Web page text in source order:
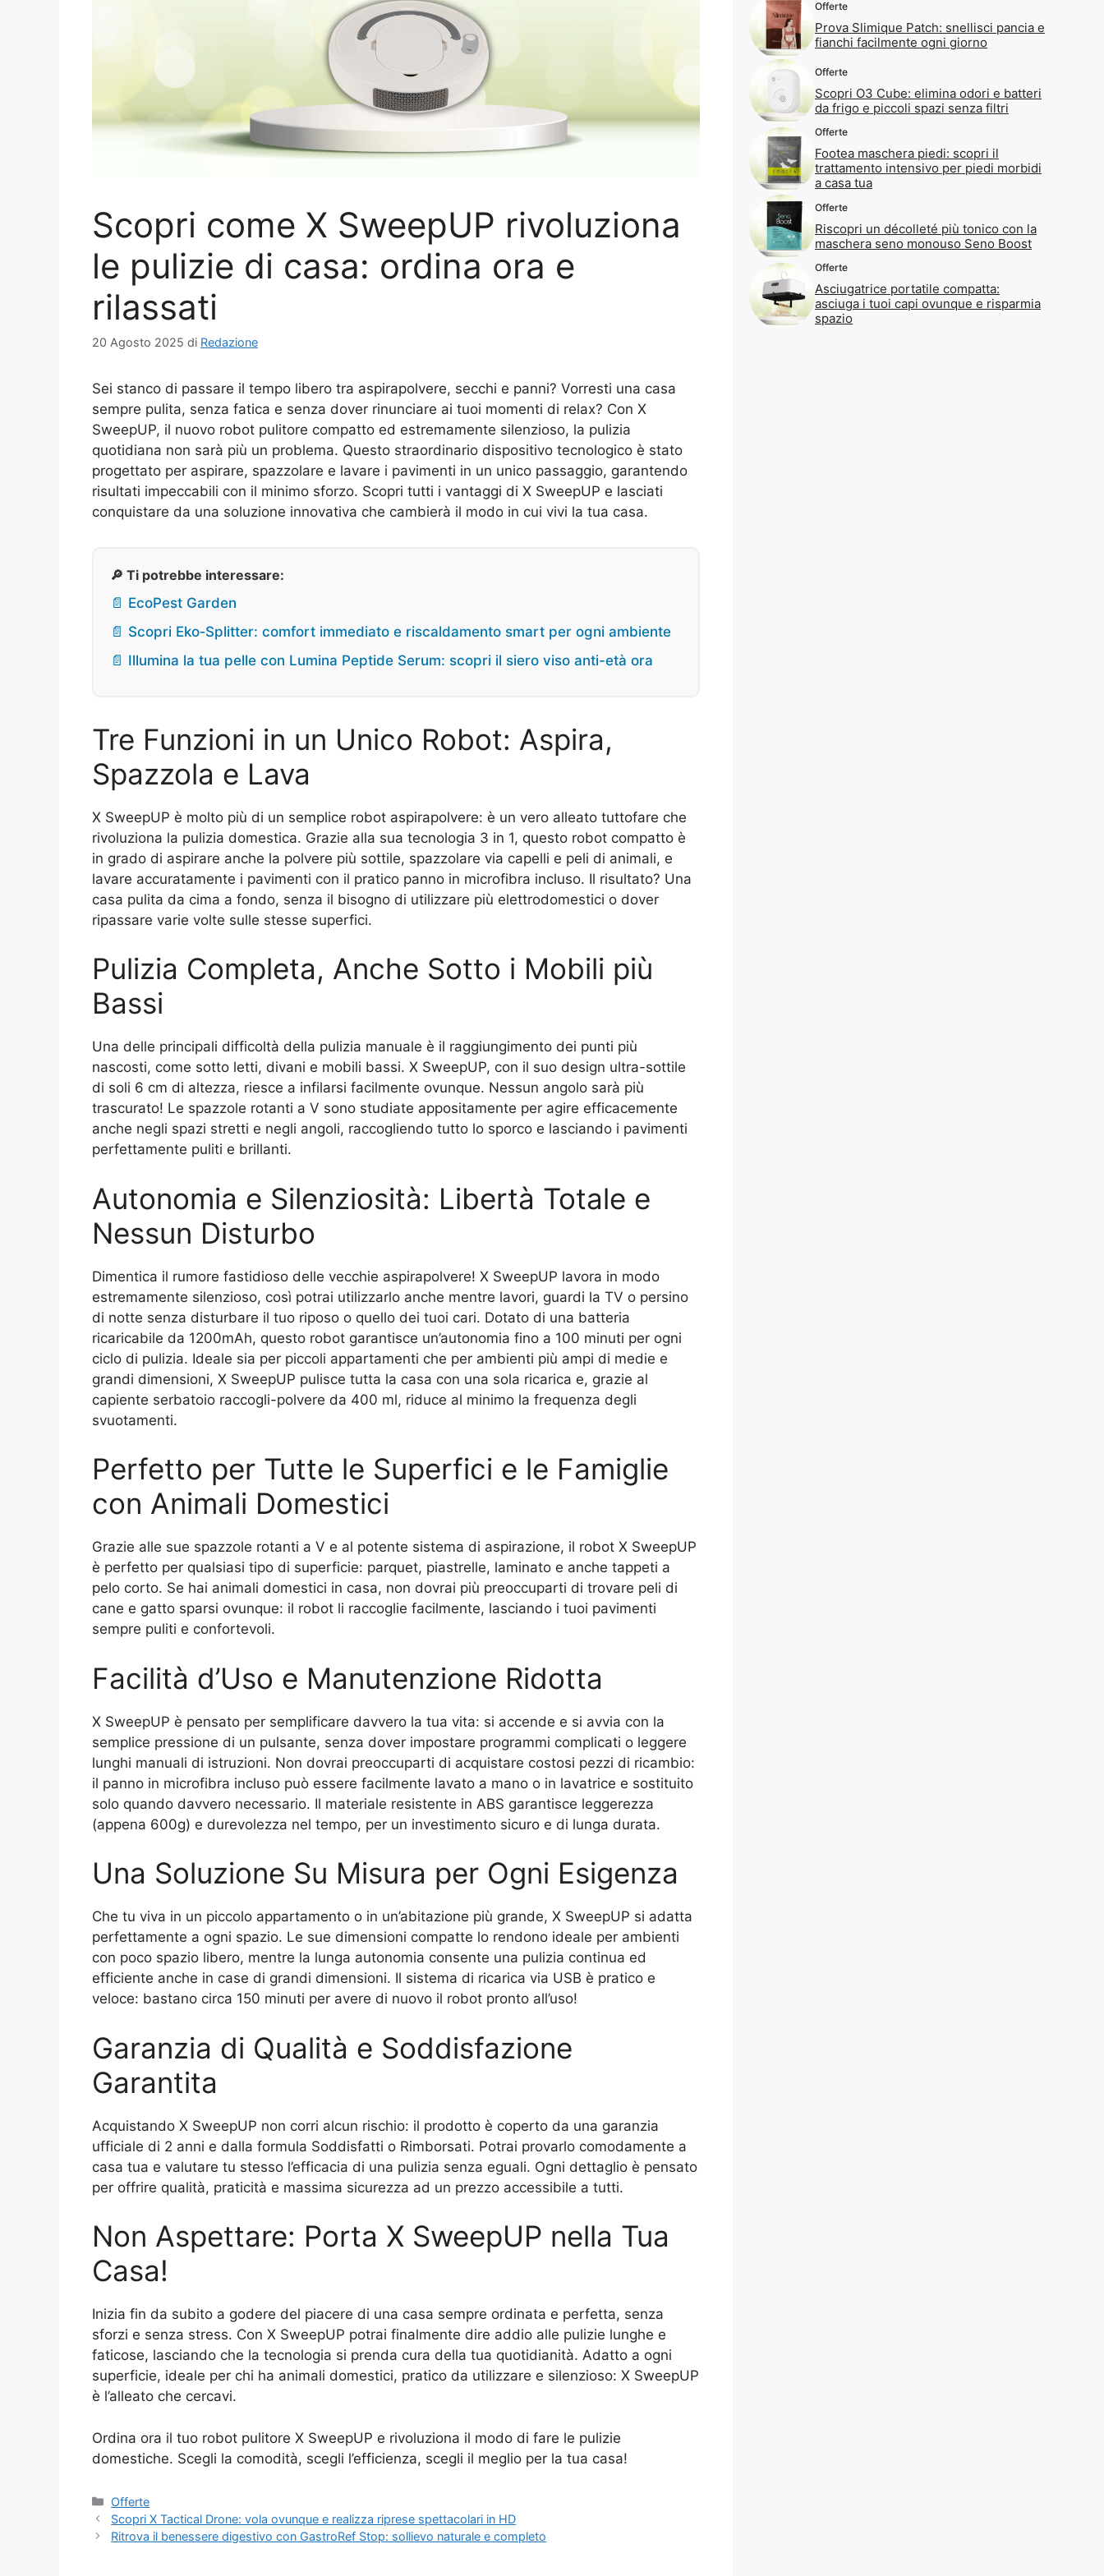
Scopri come X SweepUP rivoluziona
le pulizie di casa: ordina ora e
rilassati
20 Agosto 2025 di Redazione
Sei stanco di passare il tempo libero tra aspirapolvere, secchi e panni? Vorresti una casa
sempre pulita, senza fatica e senza dover rinunciare ai tuoi momenti di relax? Con X
SweepUP, il nuovo robot pulitore compatto ed estremamente silenzioso, la pulizia
quotidiana non sarà più un problema. Questo straordinario dispositivo tecnologico è stato
progettato per aspirare, spazzolare e lavare i pavimenti in un unico passaggio, garantendo
risultati impeccabili con il minimo sforzo. Scopri tutti i vantaggi di X SweepUP e lasciati
conquistare da una soluzione innovativa che cambierà il modo in cui vivi la tua casa.
🔎 Ti potrebbe interessare:
📄 EcoPest Garden
📄 Scopri Eko‑Splitter: comfort immediato e riscaldamento smart per ogni ambiente
📄 Illumina la tua pelle con Lumina Peptide Serum: scopri il siero viso anti-età ora
Tre Funzioni in un Unico Robot: Aspira,
Spazzola e Lava
X SweepUP è molto più di un semplice robot aspirapolvere: è un vero alleato tuttofare che
rivoluziona la pulizia domestica. Grazie alla sua tecnologia 3 in 1, questo robot compatto è
in grado di aspirare anche la polvere più sottile, spazzolare via capelli e peli di animali, e
lavare accuratamente i pavimenti con il pratico panno in microfibra incluso. Il risultato? Una
casa pulita da cima a fondo, senza il bisogno di utilizzare più elettrodomestici o dover
ripassare varie volte sulle stesse superfici.
Pulizia Completa, Anche Sotto i Mobili più
Bassi
Una delle principali difficoltà della pulizia manuale è il raggiungimento dei punti più
nascosti, come sotto letti, divani e mobili bassi. X SweepUP, con il suo design ultra-sottile
di soli 6 cm di altezza, riesce a infilarsi facilmente ovunque. Nessun angolo sarà più
trascurato! Le spazzole rotanti a V sono studiate appositamente per agire efficacemente
anche negli spazi stretti e negli angoli, raccogliendo tutto lo sporco e lasciando i pavimenti
perfettamente puliti e brillanti.
Autonomia e Silenziosità: Libertà Totale e
Nessun Disturbo
Dimentica il rumore fastidioso delle vecchie aspirapolvere! X SweepUP lavora in modo
estremamente silenzioso, così potrai utilizzarlo anche mentre lavori, guardi la TV o persino
di notte senza disturbare il tuo riposo o quello dei tuoi cari. Dotato di una batteria
ricaricabile da 1200mAh, questo robot garantisce un’autonomia fino a 100 minuti per ogni
ciclo di pulizia. Ideale sia per piccoli appartamenti che per ambienti più ampi di medie e
grandi dimensioni, X SweepUP pulisce tutta la casa con una sola ricarica e, grazie al
capiente serbatoio raccogli-polvere da 400 ml, riduce al minimo la frequenza degli
svuotamenti.
Perfetto per Tutte le Superfici e le Famiglie
con Animali Domestici
Grazie alle sue spazzole rotanti a V e al potente sistema di aspirazione, il robot X SweepUP
è perfetto per qualsiasi tipo di superficie: parquet, piastrelle, laminato e anche tappeti a
pelo corto. Se hai animali domestici in casa, non dovrai più preoccuparti di trovare peli di
cane e gatto sparsi ovunque: il robot li raccoglie facilmente, lasciando i tuoi pavimenti
sempre puliti e confortevoli.
Facilità d’Uso e Manutenzione Ridotta
X SweepUP è pensato per semplificare davvero la tua vita: si accende e si avvia con la
semplice pressione di un pulsante, senza dover impostare programmi complicati o leggere
lunghi manuali di istruzioni. Non dovrai preoccuparti di acquistare costosi pezzi di ricambio:
il panno in microfibra incluso può essere facilmente lavato a mano o in lavatrice e sostituito
solo quando davvero necessario. Il materiale resistente in ABS garantisce leggerezza
(appena 600g) e durevolezza nel tempo, per un investimento sicuro e di lunga durata.
Una Soluzione Su Misura per Ogni Esigenza
Che tu viva in un piccolo appartamento o in un’abitazione più grande, X SweepUP si adatta
perfettamente a ogni spazio. Le sue dimensioni compatte lo rendono ideale per ambienti
con poco spazio libero, mentre la lunga autonomia consente una pulizia continua ed
efficiente anche in case di grandi dimensioni. Il sistema di ricarica via USB è pratico e
veloce: bastano circa 150 minuti per avere di nuovo il robot pronto all’uso!
Garanzia di Qualità e Soddisfazione
Garantita
Acquistando X SweepUP non corri alcun rischio: il prodotto è coperto da una garanzia
ufficiale di 2 anni e dalla formula Soddisfatti o Rimborsati. Potrai provarlo comodamente a
casa tua e valutare tu stesso l’efficacia di una pulizia senza eguali. Ogni dettaglio è pensato
per offrire qualità, praticità e massima sicurezza ad un prezzo accessibile a tutti.
Non Aspettare: Porta X SweepUP nella Tua
Casa!
Inizia fin da subito a godere del piacere di una casa sempre ordinata e perfetta, senza
sforzi e senza stress. Con X SweepUP potrai finalmente dire addio alle pulizie lunghe e
faticose, lasciando che la tecnologia si prenda cura della tua quotidianità. Adatto a ogni
superficie, ideale per chi ha animali domestici, pratico da utilizzare e silenzioso: X SweepUP
è l’alleato che cercavi.
Ordina ora il tuo robot pulitore X SweepUP e rivoluziona il modo di fare le pulizie
domestiche. Scegli la comodità, scegli l’efficienza, scegli il meglio per la tua casa!
Categorie
Offerte
Scopri X Tactical Drone: vola ovunque e realizza riprese spettacolari in HD
Ritrova il benessere digestivo con GastroRef Stop: sollievo naturale e completo
Offerte
Prova Slimique Patch: snellisci pancia e
fianchi facilmente ogni giorno
Offerte
Scopri O3 Cube: elimina odori e batteri
da frigo e piccoli spazi senza filtri
Offerte
Footea maschera piedi: scopri il
trattamento intensivo per piedi morbidi
a casa tua
Offerte
Riscopri un décolleté più tonico con la
maschera seno monouso Seno Boost
Offerte
Asciugatrice portatile compatta:
asciuga i tuoi capi ovunque e risparmia
spazio